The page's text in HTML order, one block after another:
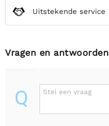
Uitstekende service
Vragen en antwoorden
Q Stel een vraag